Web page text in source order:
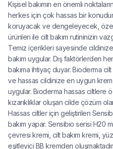
Kişisel bakımın en önemli
herkes için çok hassas bir
koruyacak ve dengeleyecek,
ürünleri ile cilt bakım rutininizin
Temiz içerikleri sayesinde
bakım uygular. Dış faktörlerden
bakıma ihtiyaç duyar. Bioderma
ve hassas cildinize en uygun krem
uygular. Bioderma hassas ciltlere
kızarıklıklar oluşan cilde çözüm
Hassas ciltler için geliştirilen
bakım yapar. Sensibio serisi H20
çevresi kremi, cilt bakım kremi,
eşitleyici BB kremden oluşmaktadır.